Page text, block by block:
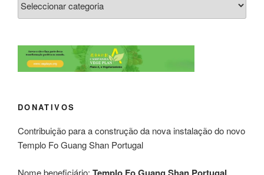
DONATIVOS
Contribuição para a construção da nova instalação do novo
Templo Fo Guang Shan Portugal
Nome beneficiário: